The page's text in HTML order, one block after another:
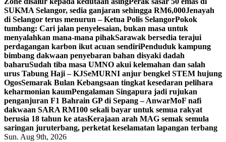
SUKMA Selangor, sedia ganjaran sehingga RM6,000Jenayah
di Selangor terus menurun – Ketua Polis SelangorPokok
tumbang: Cari jalan penyelesaian, bukan masa untuk
menyalahkan mana-mana pihakSarawak bersedia terajui
perdagangan karbon ikut acuan sendiriPenduduk kampung
bimbang dakwaan penyebaran bahan disyaki dadah
baharuSudah tiba masa UMNO akui kelemahan dan salah
urus Tabung Haji – KJSeMURNI anjur bengkel STEM hujung
OgosSemarak Bulan Kebangsaan tingkat kesedaran pelihara
keharmonian kaumPengalaman Singapura jadi rujukan
penganjuran F1 Bahrain GP di Sepang – AnwarMoF nafi
dakwaan SARA RM100 sekali bayar untuk semua rakyat
berusia 18 tahun ke atasKerajaan arah MAG semak semula
saringan juruterbang, perketat keselamatan lapangan terbang
Sun. Aug 9th, 2026